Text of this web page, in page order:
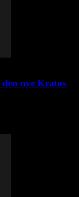
nye Kratos